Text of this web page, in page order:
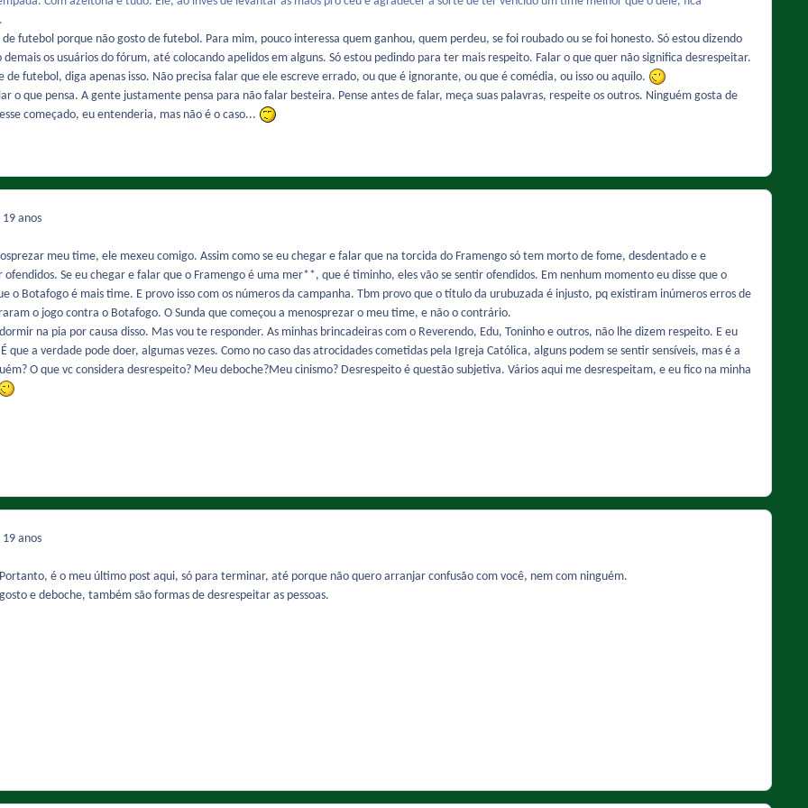
futebol porque não gosto de futebol. Para mim, pouco interessa quem ganhou, quem perdeu, se foi roubado ou se foi honesto. Só estou dizendo
os usuários do fórum, até colocando apelidos em alguns. Só estou pedindo para ter mais respeito. Falar o que quer não significa desrespeitar.
de futebol, diga apenas isso. Não precisa falar que ele escreve errado, ou que é ignorante, ou que é comédia, ou isso ou aquilo.
o que pensa. A gente justamente pensa para não falar besteira. Pense antes de falar, meça suas palavras, respeite os outros. Ninguém gosta de
começado, eu entenderia, mas não é o caso...
19 anos
meu time, ele mexeu comigo. Assim como se eu chegar e falar que na torcida do Framengo só tem morto de fome, desdentado e e
Se eu chegar e falar que o Framengo é uma mer**, que é timinho, eles vão se sentir ofendidos. Em nenhum momento eu disse que o
o Botafogo é mais time. E provo isso com os números da campanha. Tbm provo que o título da urubuzada é injusto, pq existiram inúmeros erros de
o jogo contra o Botafogo. O Sunda que começou a menosprezar o meu time, e não o contrário.
na pia por causa disso. Mas vou te responder. As minhas brincadeiras com o Reverendo, Edu, Toninho e outros, não lhe dizem respeito. E eu
que a verdade pode doer, algumas vezes. Como no caso das atrocidades cometidas pela Igreja Católica, alguns podem se sentir sensíveis, mas é a
O que vc considera desrespeito? Meu deboche?Meu cinismo? Desrespeito é questão subjetiva. Vários aqui me desrespeitam, e eu fico na minha
19 anos
é o meu último post aqui, só para terminar, até porque não quero arranjar confusão com você, nem com ninguém.
e deboche, também são formas de desrespeitar as pessoas.